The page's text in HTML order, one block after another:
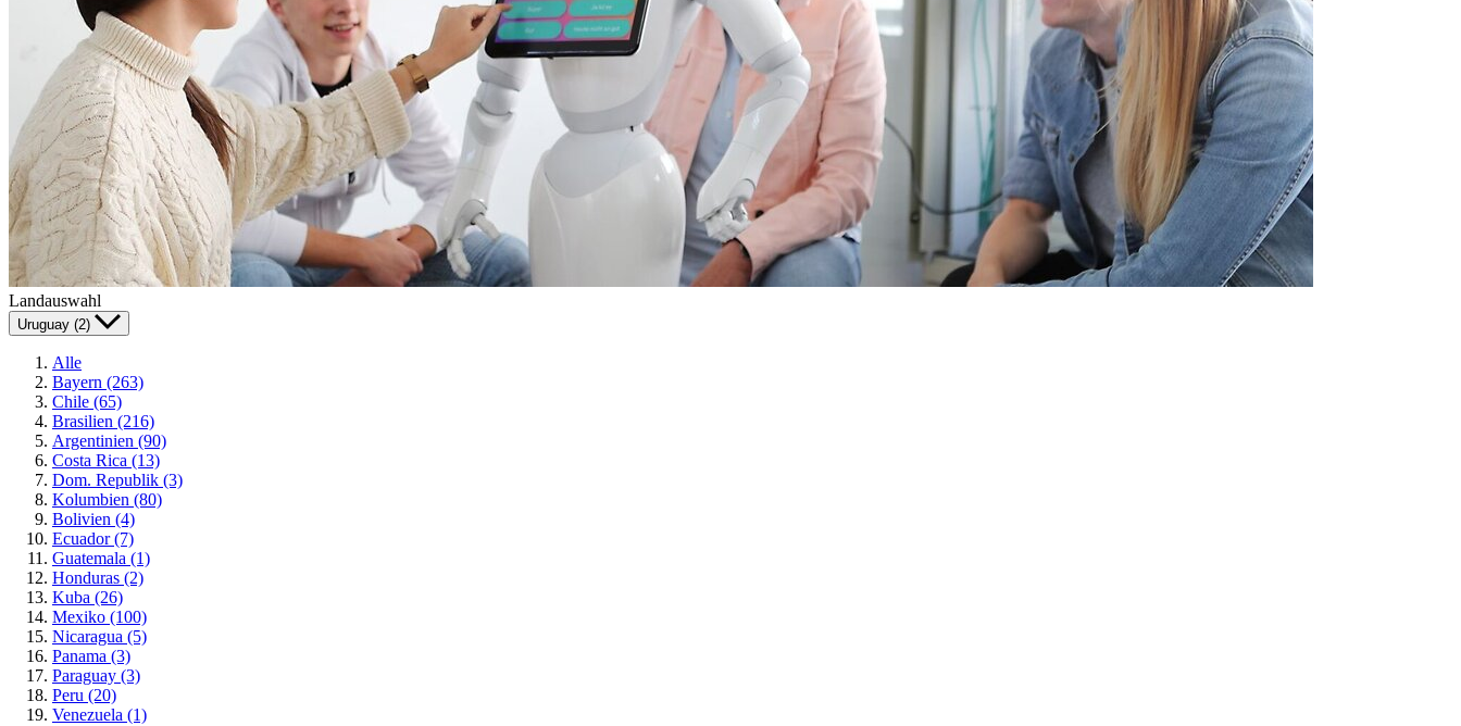
Landauswahl
Uruguay (2)
Alle
Bayern (263)
Chile (65)
Brasilien (216)
Argentinien (90)
Costa Rica (13)
Dom. Republik (3)
Kolumbien (80)
Bolivien (4)
Ecuador (7)
Guatemala (1)
Honduras (2)
Kuba (26)
Mexiko (100)
Nicaragua (5)
Panama (3)
Paraguay (3)
Peru (20)
Venezuela (1)